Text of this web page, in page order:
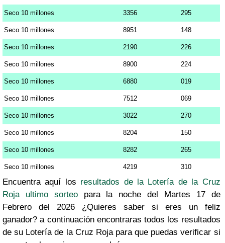
Seco 10 millones 3356 295
Seco 10 millones 8951 148
Seco 10 millones 2190 226
Seco 10 millones 8900 224
Seco 10 millones 6880 019
Seco 10 millones 7512 069
Seco 10 millones 3022 270
Seco 10 millones 8204 150
Seco 10 millones 8282 265
Seco 10 millones 4219 310
Encuentra aquí los resultados de la Lotería de la Cruz
Roja ultimo sorteopara la noche del Martes 17 de
Febrero del 2026 ¿Quieres saber si eres un feliz
ganador? a continuación encontraras todos los resultados
de su Lotería de la Cruz Roja para que puedas verificar si